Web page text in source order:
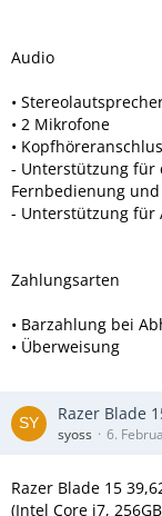
Audio
•
• 2 Mikrofone
•
- Unterstützung für
Fernbedienung
- Unterstützung für
Zahlungsarten
• Barzahlung bei
• Überweisung
Razer Blade
syoss 6.
Razer Blade 15
(Intel Core i7,